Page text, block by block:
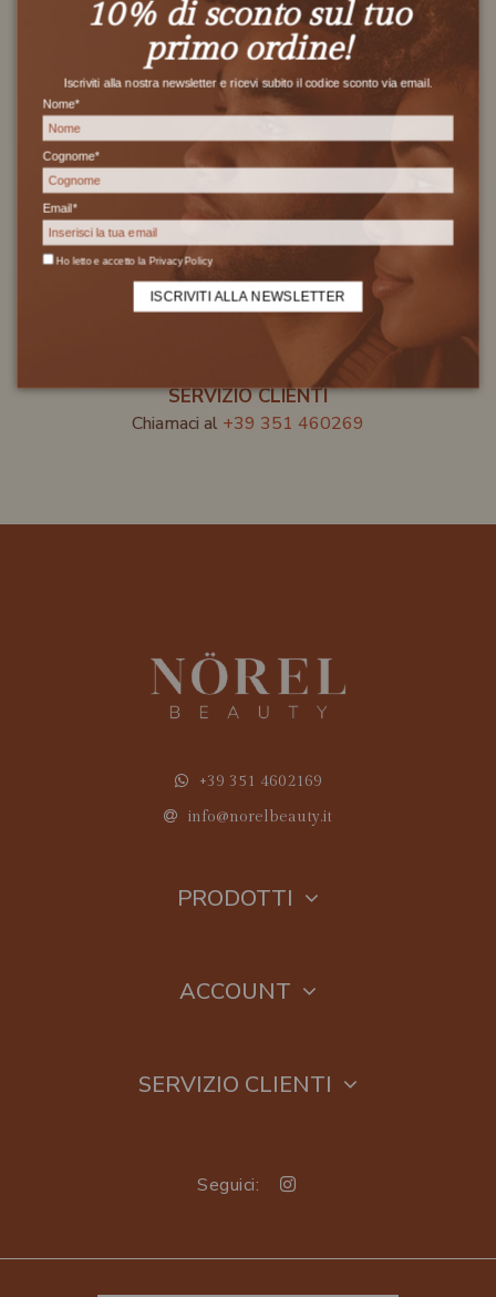
SPEDIZIONE GRATUITA
Spedizione gratuita per ordini superiori
a 29€
PAGAMENTO SICURO
Transazione crittografata 100% sicura
SERVIZIO CLIENTI
Chiamaci al +39 351 460269
+39 351 4602169
info@norelbeauty.it
PRODOTTI
ACCOUNT
SERVIZIO CLIENTI
Seguici:
10% di sconto sul tuo
primo ordine!
Iscriviti alla nostra newsletter e ricevi subito il codice sconto via email.
Nome*
Cognome*
Email*
Ho letto e accetto la Privacy Policy
ISCRIVITI ALLA NEWSLETTER